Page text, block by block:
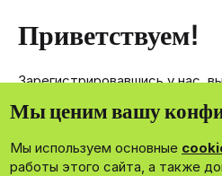
Приветствуем!
Зарегистрировавшись у нас,
членам нашего сообщества.
Зарегистрироваться сейчас!
Мы ценим вашу
Мы используем основные
работы этого сайта, а также